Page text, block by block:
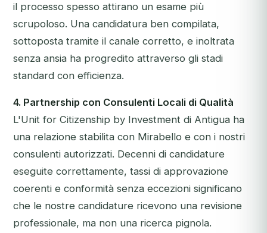
il processo spesso attirano un esame più
scrupoloso. Una candidatura ben compilata,
sottoposta tramite il canale corretto, e inoltrata
senza ansia ha progredito attraverso gli stadi
standard con efficienza.
4. Partnership con Consulenti Locali di Qualità
L'Unit for Citizenship by Investment di Antigua ha
una relazione stabilita con Mirabello e con i nostri
consulenti autorizzati. Decenni di candidature
eseguite correttamente, tassi di approvazione
coerenti e conformità senza eccezioni significano
che le nostre candidature ricevono una revisione
professionale, ma non una ricerca pignola.